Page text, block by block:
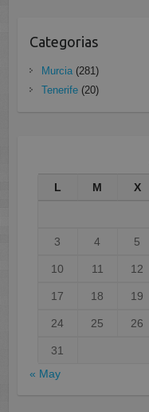
Categorias
Murcia(281)
Tenerife(20)
L M X
3 4 5
10 11 12
17 18 19
24 25 26
31
« May